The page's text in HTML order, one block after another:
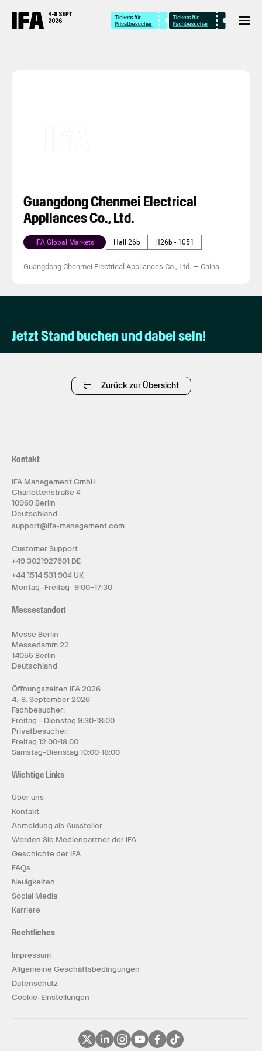
Guangdong Chenmei Electrical
Appliances Co., Ltd.
IFA Global Markets Hall 26b H26b - 1051
Guangdong Chenmei Electrical Appliances Co., Ltd. — China
Jetzt Stand buchen und dabei sein!
Zurück zur Übersicht
Kontakt
IFA Management GmbH
Charlottenstraße 4
10969 Berlin
Deutschland
support@ifa-management.com
Customer Support
+49 3021927601 DE
+44 1514 531 904 UK
Montag–Freitag 9:00–17:30
Messestandort
Messe Berlin
Messedamm 22
14055 Berlin
Deutschland
Öffnungszeiten IFA 2026
4.-8. September 2026
Fachbesucher:
Freitag - Dienstag 9:30-18:00
Privatbesucher:
Freitag 12:00-18:00
Samstag-Dienstag 10:00-18:00
Wichtige Links
Über uns
Kontakt
Anmeldung als Aussteller
Werden Sie Medienpartner der IFA
Geschichte der IFA
FAQs
Neuigkeiten
Social Media
Karriere
Rechtliches
Impressum
Allgemeine Geschäftsbedingungen
Datenschutz
Cookie-Einstellungen